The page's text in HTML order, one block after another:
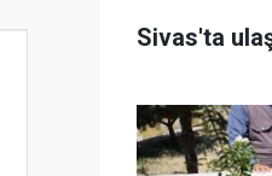
Sivas'ta